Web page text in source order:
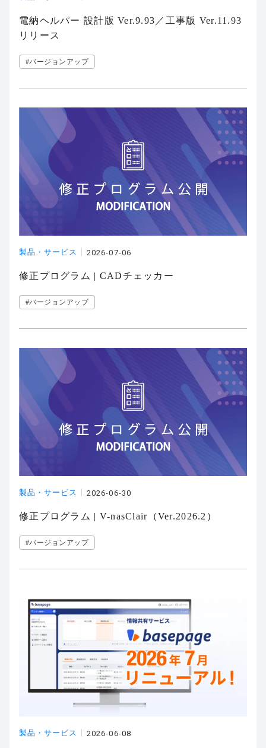
電納ヘルパー 設計版 Ver.9.93／工事版 Ver.11.93
リリース
#バージョンアップ
製品・サービス 2026-07-06
修正プログラム | CADチェッカー
#バージョンアップ
製品・サービス 2026-06-30
修正プログラム | V-nasClair（Ver.2026.2）
#バージョンアップ
製品・サービス 2026-06-08